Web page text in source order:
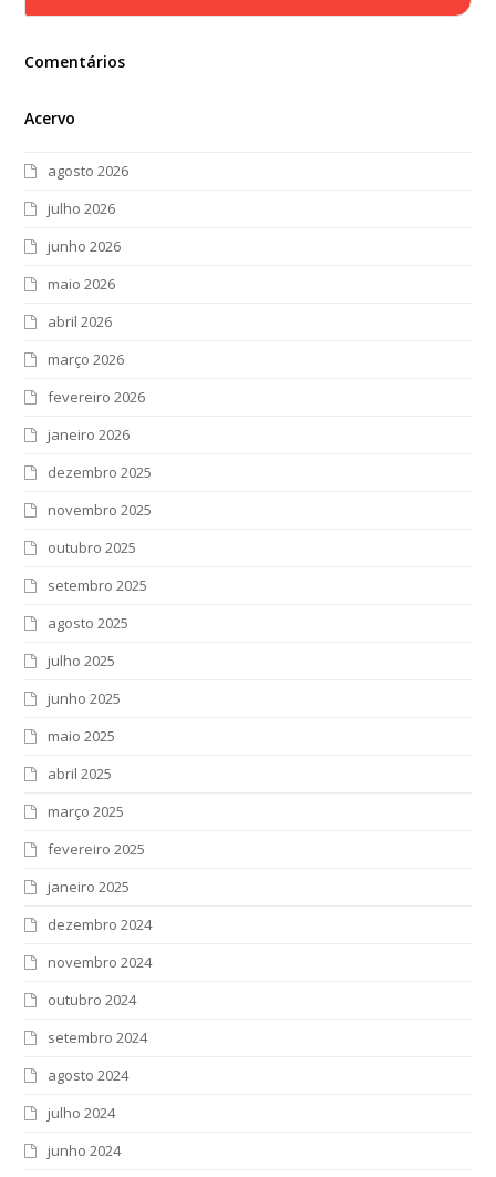
Comentários
Acervo
agosto 2026
julho 2026
junho 2026
maio 2026
abril 2026
março 2026
fevereiro 2026
janeiro 2026
dezembro 2025
novembro 2025
outubro 2025
setembro 2025
agosto 2025
julho 2025
junho 2025
maio 2025
abril 2025
março 2025
fevereiro 2025
janeiro 2025
dezembro 2024
novembro 2024
outubro 2024
setembro 2024
agosto 2024
julho 2024
junho 2024